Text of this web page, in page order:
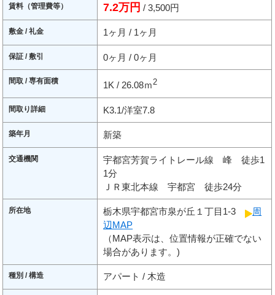
賃料（管理費等） 7.2万円 / 3,500円
敷金 / 礼金 1ヶ月 / 1ヶ月
保証 / 敷引 0ヶ月 / 0ヶ月
間取 / 専有面積 1K / 26.08ｍ2
間取り詳細 K3.1/洋室7.8
築年月 新築
交通機関
宇都宮芳賀ライトレール線 峰 徒歩1
1分
ＪＲ東北本線 宇都宮 徒歩24分
所在地 栃木県宇都宮市泉が丘１丁目1-3
周
辺MAP
（MAP表示は、位置情報が正確でない
場合があります。)
種別 / 構造 アパート / 木造